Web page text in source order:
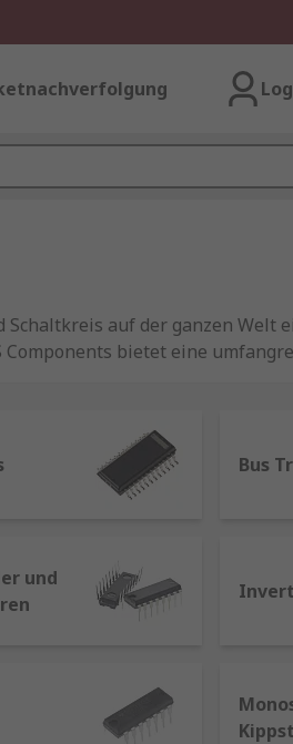
auf der ganzen Welt
bietet eine
zu Puffer ICs) an einen
Bus
und